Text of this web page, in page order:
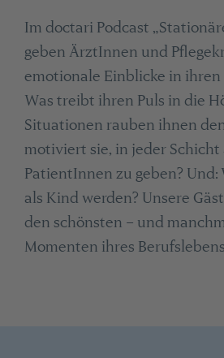
Im doctari Podcast
geben ÄrztInnen und
emotionale Einblicke in
Was treibt ihren Puls in die
Situationen rauben ihnen
motiviert sie, in jeder
PatientInnen zu geben? Und:
als Kind werden? Unsere
den schönsten – und
Momenten ihres